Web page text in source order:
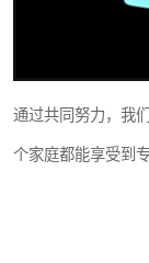
通过共同努力，我
个家庭都能享受到